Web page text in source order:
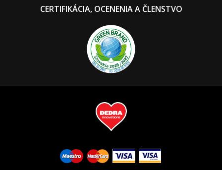
CERTIFIKÁCIA, OCENENIA A ČLENSTVO